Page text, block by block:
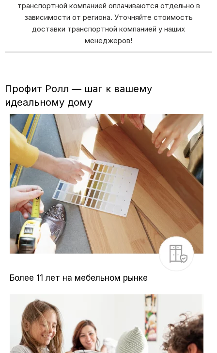
транспортной компанией оплачиваются отдельно в
зависимости от региона. Уточняйте стоимость
доставки транспортной компанией у наших
менеджеров!
Профит Ролл — шаг к вашему
идеальному дому
Более 11 лет на мебельном рынке